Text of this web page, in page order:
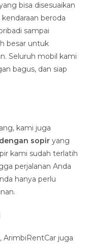
bisa disesuaikan
beroda
sampai
besar untuk
Seluruh mobil kami
bagus, dan siap
kami juga
sopir yang
kami sudah terlatih
perjalanan Anda
hanya perlu
ArimbiRentCar juga